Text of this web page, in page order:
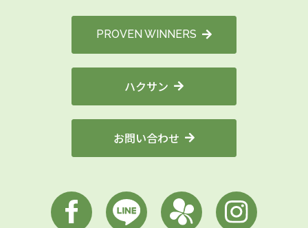
PROVEN WINNERS
ハクサン
お問い合わせ